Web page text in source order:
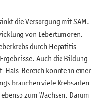
die Versorgung mit SAM.
von Lebertumoren.
durch Hepatitis
Auch die Bildung
Hals-Bereich konnte in einer
brauchen viele Krebsarten
zum Wachsen. Darum